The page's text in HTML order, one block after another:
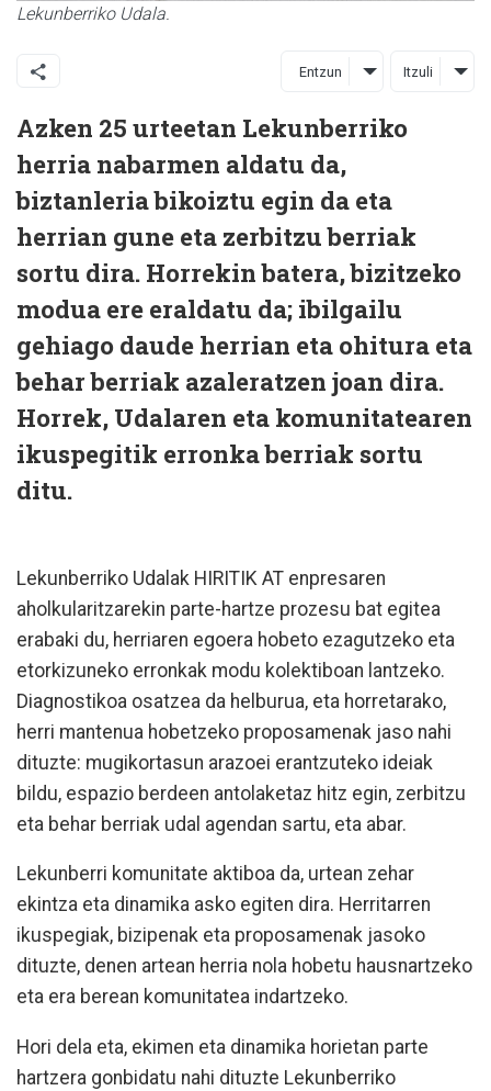
Lekunberriko Udala.
Entzun Itzuli
Azken 25 urteetan Lekunberriko
herria nabarmen aldatu da,
biztanleria bikoiztu egin da eta
herrian gune eta zerbitzu berriak
sortu dira. Horrekin batera, bizitzeko
modua ere eraldatu da; ibilgailu
gehiago daude herrian eta ohitura eta
behar berriak azaleratzen joan dira.
Horrek, Udalaren eta komunitatearen
ikuspegitik erronka berriak sortu
ditu.
Lekunberriko Udalak HIRITIK AT enpresaren
aholkularitzarekin parte-hartze prozesu bat egitea
erabaki du, herriaren egoera hobeto ezagutzeko eta
etorkizuneko erronkak modu kolektiboan lantzeko.
Diagnostikoa osatzea da helburua, eta horretarako,
herri mantenua hobetzeko proposamenak jaso nahi
dituzte: mugikortasun arazoei erantzuteko ideiak
bildu, espazio berdeen antolaketaz hitz egin, zerbitzu
eta behar berriak udal agendan sartu, eta abar.
Lekunberri komunitate aktiboa da, urtean zehar
ekintza eta dinamika asko egiten dira. Herritarren
ikuspegiak, bizipenak eta proposamenak jasoko
dituzte, denen artean herria nola hobetu hausnartzeko
eta era berean komunitatea indartzeko.
Hori dela eta, ekimen eta dinamika horietan parte
hartzera gonbidatu nahi dituzte Lekunberriko